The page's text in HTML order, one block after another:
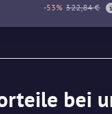
-53% 322,84 €
bei